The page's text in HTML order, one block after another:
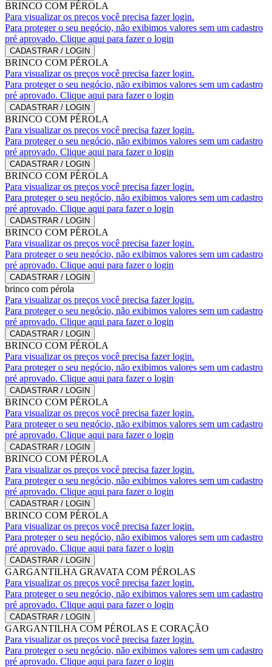
BRINCO COM PÉROLA
Para visualizar os preços você precisa fazer login.
Para proteger o seu negócio, não exibimos valores sem um cadastro
pré aprovado. Clique aqui para fazer o login
CADASTRAR / LOGIN
BRINCO COM PÉROLA
Para visualizar os preços você precisa fazer login.
Para proteger o seu negócio, não exibimos valores sem um cadastro
pré aprovado. Clique aqui para fazer o login
CADASTRAR / LOGIN
BRINCO COM PÉROLA
Para visualizar os preços você precisa fazer login.
Para proteger o seu negócio, não exibimos valores sem um cadastro
pré aprovado. Clique aqui para fazer o login
CADASTRAR / LOGIN
BRINCO COM PÉROLA
Para visualizar os preços você precisa fazer login.
Para proteger o seu negócio, não exibimos valores sem um cadastro
pré aprovado. Clique aqui para fazer o login
CADASTRAR / LOGIN
BRINCO COM PÉROLA
Para visualizar os preços você precisa fazer login.
Para proteger o seu negócio, não exibimos valores sem um cadastro
pré aprovado. Clique aqui para fazer o login
CADASTRAR / LOGIN
brinco com pérola
Para visualizar os preços você precisa fazer login.
Para proteger o seu negócio, não exibimos valores sem um cadastro
pré aprovado. Clique aqui para fazer o login
CADASTRAR / LOGIN
BRINCO COM PÉROLA
Para visualizar os preços você precisa fazer login.
Para proteger o seu negócio, não exibimos valores sem um cadastro
pré aprovado. Clique aqui para fazer o login
CADASTRAR / LOGIN
BRINCO COM PÉROLA
Para visualizar os preços você precisa fazer login.
Para proteger o seu negócio, não exibimos valores sem um cadastro
pré aprovado. Clique aqui para fazer o login
CADASTRAR / LOGIN
BRINCO COM PÉROLA
Para visualizar os preços você precisa fazer login.
Para proteger o seu negócio, não exibimos valores sem um cadastro
pré aprovado. Clique aqui para fazer o login
CADASTRAR / LOGIN
BRINCO COM PÉROLA
Para visualizar os preços você precisa fazer login.
Para proteger o seu negócio, não exibimos valores sem um cadastro
pré aprovado. Clique aqui para fazer o login
CADASTRAR / LOGIN
GARGANTILHA GRAVATA COM PÉROLAS
Para visualizar os preços você precisa fazer login.
Para proteger o seu negócio, não exibimos valores sem um cadastro
pré aprovado. Clique aqui para fazer o login
CADASTRAR / LOGIN
GARGANTILHA COM PÉROLAS E CORAÇÃO
Para visualizar os preços você precisa fazer login.
Para proteger o seu negócio, não exibimos valores sem um cadastro
pré aprovado. Clique aqui para fazer o login